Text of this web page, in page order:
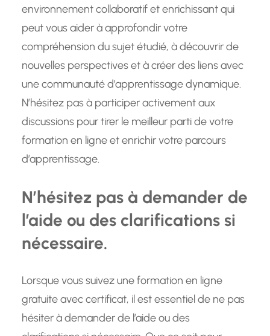
environnement collaboratif et enrichissant qui
peut vous aider à approfondir votre
compréhension du sujet étudié, à découvrir de
nouvelles perspectives et à créer des liens avec
une communauté d’apprentissage dynamique.
N’hésitez pas à participer activement aux
discussions pour tirer le meilleur parti de votre
formation en ligne et enrichir votre parcours
d’apprentissage.
N’hésitez pas à demander de
l’aide ou des clarifications si
nécessaire.
Lorsque vous suivez une formation en ligne
gratuite avec certificat, il est essentiel de ne pas
hésiter à demander de l’aide ou des